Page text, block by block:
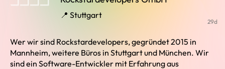
📍 Stuttgart
29d
Wer wir sind Rockstardevelopers, gegründet 2015 in
Mannheim, weitere Büros in Stuttgart und München. Wir
sind ein Software-Entwickler mit Erfahrung aus